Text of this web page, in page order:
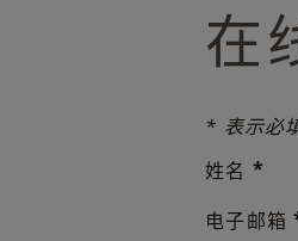
在
* 表示必
姓名 *
电子邮箱